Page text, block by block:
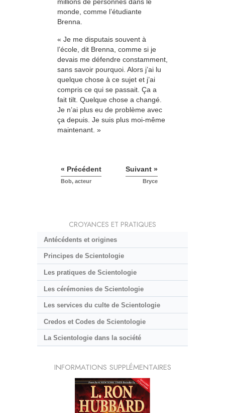
millions de personnes dans le
monde, comme l’étudiante
Brenna.
« Je me disputais souvent à
l’école, dit Brenna, comme si je
devais me défendre constamment,
sans savoir pourquoi. Alors j’ai lu
quelque chose à ce sujet et j’ai
compris ce qui se passait. Ça a
fait tilt. Quelque chose a changé.
Je n’ai plus eu de problème avec
ça depuis. Je suis plus moi-même
maintenant. »
« Précédent
Bob, acteur
Suivant »
Bryce
CROYANCES ET PRATIQUES
Antécédents et origines
Principes de Scientologie
Les pratiques de Scientologie
Les cérémonies de Scientologie
Les services du culte de Scientologie
Credos et Codes de Scientologie
La Scientologie dans la société
INFORMATIONS SUPPLÉMENTAIRES